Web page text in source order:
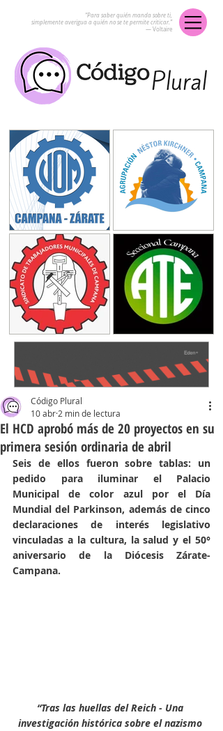
“Para saber quién manda sobre ti,
simplemente averigua a quién no se te permite criticar.”
― Voltaire
El HCD aprobó más de 20 proyectos en su
primera sesión ordinaria de abril
Código Plural
10 abr 2 min de lectura
Seis de ellos fueron sobre tablas: un
pedido para iluminar el Palacio
Municipal de color azul por el Día
Mundial del Parkinson, además de cinco
declaraciones de interés legislativo
vinculadas a la cultura, la salud y el 50°
aniversario de la Diócesis Zárate-
Campana.
“Tras las huellas del Reich - Una
investigación histórica sobre el nazismo